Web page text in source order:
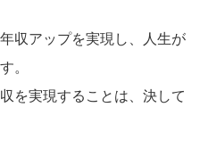
収アップを実現し、人生が
。
を実現することは、決して